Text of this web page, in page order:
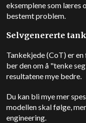
eksemplene som læres
bestemt problem.
Selvgenererte
Tankekjede (CoT) er
ber den om å "tenke
resultatene mye bedre.
Du kan bli mye mer
modellen skal følge,
engineering.